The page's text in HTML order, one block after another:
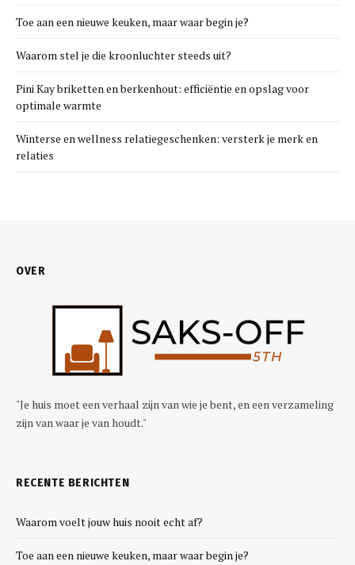
Toe aan een nieuwe keuken, maar waar begin je?
Waarom stel je die kroonluchter steeds uit?
Pini Kay briketten en berkenhout: efficiëntie en opslag voor
optimale warmte
Winterse en wellness relatiegeschenken: versterk je merk en
relaties
OVER
"Je huis moet een verhaal zijn van wie je bent, en een verzameling
zijn van waar je van houdt."
RECENTE BERICHTEN
Waarom voelt jouw huis nooit echt af?
Toe aan een nieuwe keuken, maar waar begin je?